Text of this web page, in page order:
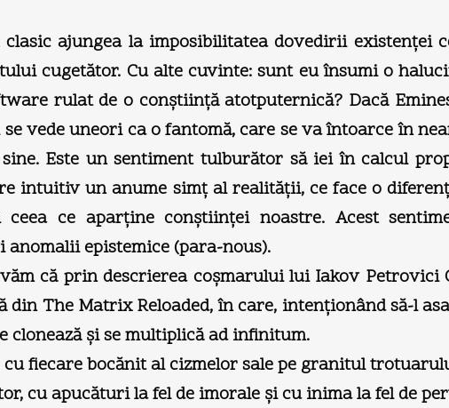
clasic ajungea la imposibilitatea dovedirii existenţei
cugetător. Cu alte cuvinte: sunt eu însumi o
rulat de o conştiinţă atotputernică? Dacă
se vede uneori ca o fantomă, care se va întoarce în
Este un sentiment tulburător să iei în calcul
intuitiv un anume simţ al realităţii, ce face o
ceea ce aparţine conştiinţei noastre. Acest
anomalii epistemice (para-nous).
că prin descrierea coşmarului lui Iakov
din The Matrix Reloaded, în care, intenţionând să-l
clonează şi se multiplică ad infinitum.
fiecare bocănit al cizmelor sale pe granitul
cu apucături la fel de imorale şi cu inima la fel de